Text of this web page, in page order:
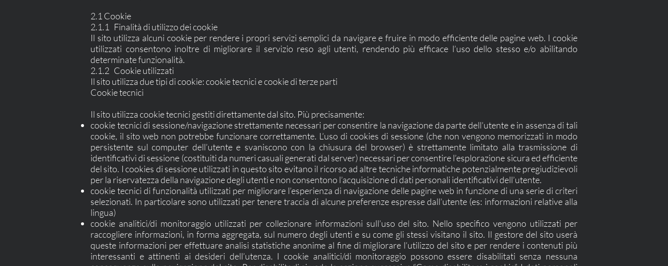
2.1 Cookie
2.1.1 Finalità di utilizzo dei cookie
Il sito utilizza alcuni cookie per rendere i propri servizi semplici da navigare e fruire in modo efficiente delle pagine web. I cookie
utilizzati consentono inoltre di migliorare il servizio reso agli utenti, rendendo più efficace l’uso dello stesso e/o abilitando
determinate funzionalità.
2.1.2 Cookie utilizzati
Il sito utilizza due tipi di cookie: cookie tecnici e cookie di terze parti
Cookie tecnici
Il sito utilizza cookie tecnici gestiti direttamente dal sito. Più precisamente:
cookie tecnici di sessione/navigazione strettamente necessari per consentire la navigazione da parte dell’utente e in assenza di tali
cookie, il sito web non potrebbe funzionare correttamente. L’uso di cookies di sessione (che non vengono memorizzati in modo
persistente sul computer dell’utente e svaniscono con la chiusura del browser) è strettamente limitato alla trasmissione di
identificativi di sessione (costituiti da numeri casuali generati dal server) necessari per consentire l’esplorazione sicura ed efficiente
del sito. I cookies di sessione utilizzati in questo sito evitano il ricorso ad altre tecniche informatiche potenzialmente pregiudizievoli
per la riservatezza della navigazione degli utenti e non consentono l’acquisizione di dati personali identificativi dell’utente.
cookie tecnici di funzionalità utilizzati per migliorare l’esperienza di navigazione delle pagine web in funzione di una serie di criteri
selezionati. In particolare sono utilizzati per tenere traccia di alcune preferenze espresse dall’utente (es: informazioni relative alla
lingua)
cookie analitici/di monitoraggio utilizzati per collezionare informazioni sull’uso del sito. Nello specifico vengono utilizzati per
raccogliere informazioni, in forma aggregata, sul numero degli utenti e su come gli stessi visitano il sito. Il gestore del sito userà
queste informazioni per effettuare analisi statistiche anonime al fine di migliorare l’utilizzo del sito e per rendere i contenuti più
interessanti e attinenti ai desideri dell’utenza. I cookie analitici/di monitoraggio possono essere disabilitati senza nessuna